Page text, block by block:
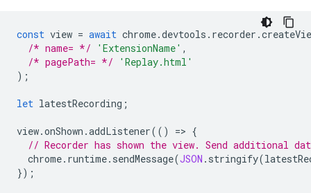
const view = await chrome.devtools . recorder .
/* name= */
'ExtensionName' ,
/* pagePath= */
'Replay.html'
);
let latestRecording ;
view.onShown .addListener(() => {
// Recorder has shown the view. Send additional
chrome. runtime. sendMessage(JSON . stringify(
});